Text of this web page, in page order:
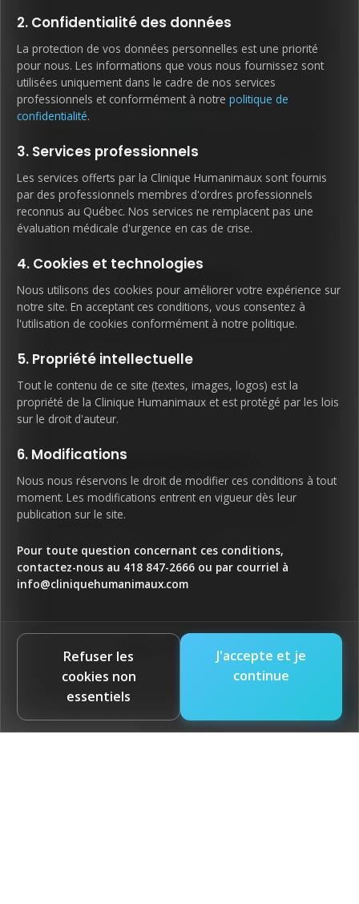
Psychothérapie
anxiété, dépression et traumatismes par des
approches validées.
Travail social
Soutien à l'adaptation et aide au bien-être global
quotidien.
Psychoéducation
Stratégies concrètes et pratiques pour les
difficultés d'adaptation comportementale et
Arts-thérapie
Expression créative comme outil thérapeutique
pour favoriser le bien-être et la guérison
émotionnelle.
Clinique Humanimaux
Assistant Clinique
Recrutement
2. Confidentialité des données
La protection de vos données personnelles est une priorité
pour nous. Les informations que vous nous fournissez sont
utilisées uniquement dans le cadre de nos services
professionnels et conformément à notre politique de
confidentialité.
3. Services professionnels
Les services offerts par la Clinique Humanimaux sont fournis
par des professionnels membres d'ordres professionnels
reconnus au Québec. Nos services ne remplacent pas une
évaluation médicale d'urgence en cas de crise.
4. Cookies et technologies
Nous utilisons des cookies pour améliorer votre expérience sur
notre site. En acceptant ces conditions, vous consentez à
l'utilisation de cookies conformément à notre politique.
5. Propriété intellectuelle
Tout le contenu de ce site (textes, images, logos) est la
propriété de la Clinique Humanimaux et est protégé par les lois
sur le droit d'auteur.
6. Modifications
Nous nous réservons le droit de modifier ces conditions à tout
moment. Les modifications entrent en vigueur dès leur
publication sur le site.
Pour toute question concernant ces conditions,
contactez-nous au 418 847-2666 ou par courriel à
info@cliniquehumanimaux.com
Refuser les
cookies non
essentiels
J'accepte et je
continue